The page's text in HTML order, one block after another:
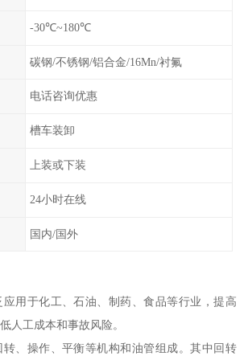
-30℃~180℃
碳钢/不锈钢/铝合金/16Mn/衬氟
电话咨询优惠
槽车装卸
上装或下装
24小时在线
国内/国外
用于化工、石油、制药、食品等行业，提高
人工成本和事故风险。
、操作、平衡等机构和油管组成。其中回转